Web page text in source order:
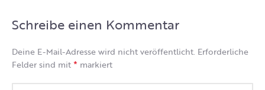
Schreibe einen Kommentar
Deine E-Mail-Adresse wird nicht veröffentlicht. Erforderliche
Felder sind mit* markiert